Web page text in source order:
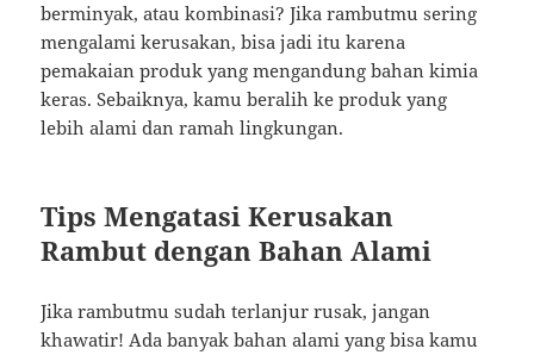
berminyak, atau kombinasi? Jika rambutmu sering
mengalami kerusakan, bisa jadi itu karena
pemakaian produk yang mengandung bahan kimia
keras. Sebaiknya, kamu beralih ke produk yang
lebih alami dan ramah lingkungan.
Tips Mengatasi Kerusakan
Rambut dengan Bahan Alami
Jika rambutmu sudah terlanjur rusak, jangan
khawatir! Ada banyak bahan alami yang bisa kamu